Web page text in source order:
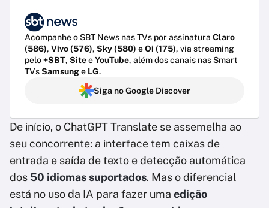
Acompanhe o SBT News nas TVs por assinatura Claro
(586), Vivo (576), Sky (580) eOi (175), via streaming
pelo+SBT, SiteeYouTube, além dos canais nas Smart
TVsSamsunge LG.
Siga no Google Discover
De início, o ChatGPT Translate se assemelha ao
seu concorrente: a interface tem caixas de
entrada e saída de texto e detecção automática
dos 50 idiomas suportados. Mas o diferencial
está no uso da IA para fazer uma edição